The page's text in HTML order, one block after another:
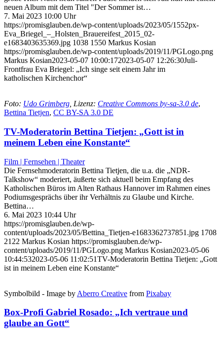
neuen Album mit dem Titel "Der Sommer ist…
7. Mai 2023 10:00 Uhr
https://promisglauben.de/wp-content/uploads/2023/05/1552px-
Eva_Briegel_–_Holsten_Brauereifest_2015_02-
e1683403635369.jpg 1038 1550 Markus Kosian
https://promisglauben.de/wp-content/uploads/2019/11/PGLogo.png
Markus Kosian2023-05-07 10:00:172023-05-07 12:26:30Juli-
Frontfrau Eva Briegel: „Ich singe seit einem Jahr im
katholischen Kirchenchor“
Foto: Udo Grimberg , Lizenz: Creative Commons by-sa-3.0 de,
Bettina Tietjen, CC BY-SA 3.0 DE
TV-Moderatorin Bettina Tietjen: „Gott ist in
meinem Leben eine Konstante“
Film | Fernsehen | Theater
Die Fernsehmoderatorin Bettina Tietjen, die u.a. die „NDR-
Talkshow“ moderiert, äußerte sich aktuell beim Empfang des
Katholischen Büros im Alten Rathaus Hannover im Rahmen eines
Podiumsgesprächs über ihr Verhältnis zu Glaube und Kirche.
Bettina…
6. Mai 2023 10:44 Uhr
https://promisglauben.de/wp-
content/uploads/2023/05/Bettina_Tietjen-e1683362737851.jpg 1708
2122 Markus Kosian https://promisglauben.de/wp-
content/uploads/2019/11/PGLogo.png Markus Kosian2023-05-06
10:44:532023-05-06 11:02:51TV-Moderatorin Bettina Tietjen: „Gott
ist in meinem Leben eine Konstante“
Symbolbild - Image by Aberro Creative from Pixabay
Box-Profi Gabriel Rosado: „Ich vertraue und
glaube an Gott“